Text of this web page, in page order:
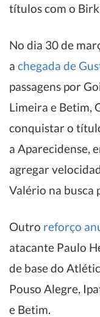
títulos com o
No dia 30 de
a chegada de
passagens por
Limeira e Betim,
conquistar o
a Aparecidense,
agregar
Valério na busca
Outro reforço
atacante Paulo
de base do
Pouso Alegre,
e Betim.